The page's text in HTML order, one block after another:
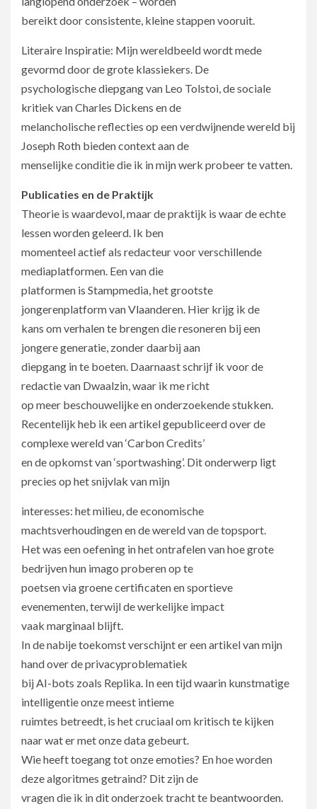
bereikt door consistente, kleine stappen vooruit.
Literaire Inspiratie: Mijn wereldbeeld wordt mede
gevormd door de grote klassiekers. De
psychologische diepgang van Leo Tolstoi, de sociale
kritiek van Charles Dickens en de
melancholische reflecties op een verdwijnende wereld bij
Joseph Roth bieden context aan de
menselijke conditie die ik in mijn werk probeer te vatten.
Publicaties en de Praktijk
Theorie is waardevol, maar de praktijk is waar de echte
lessen worden geleerd. Ik ben
momenteel actief als redacteur voor verschillende
mediaplatformen. Een van die
platformen is Stampmedia, het grootste
jongerenplatform van Vlaanderen. Hier krijg ik de
kans om verhalen te brengen die resoneren bij een
jongere generatie, zonder daarbij aan
diepgang in te boeten. Daarnaast schrijf ik voor de
redactie van Dwaalzin, waar ik me richt
op meer beschouwelijke en onderzoekende stukken.
Recentelijk heb ik een artikel gepubliceerd over de
complexe wereld van ‘Carbon Credits’
en de opkomst van ‘sportwashing’. Dit onderwerp ligt
precies op het snijvlak van mijn
interesses: het milieu, de economische
machtsverhoudingen en de wereld van de topsport.
Het was een oefening in het ontrafelen van hoe grote
bedrijven hun imago proberen op te
poetsen via groene certificaten en sportieve
evenementen, terwijl de werkelijke impact
vaak marginaal blijft.
In de nabije toekomst verschijnt er een artikel van mijn
hand over de privacyproblematiek
bij AI-bots zoals Replika. In een tijd waarin kunstmatige
intelligentie onze meest intieme
ruimtes betreedt, is het cruciaal om kritisch te kijken
naar wat er met onze data gebeurt.
Wie heeft toegang tot onze emoties? En hoe worden
deze algoritmes getraind? Dit zijn de
vragen die ik in dit onderzoek tracht te beantwoorden.